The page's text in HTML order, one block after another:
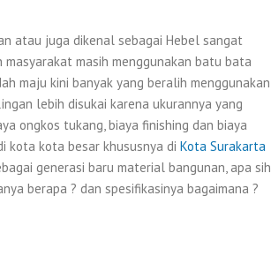
atau juga dikenal sebagai Hebel sangat
masih menggunakan batu bata
maju kini banyak yang beralih menggunakan
lebih disukai karena ukurannya yang
ongkos tukang, biaya finishing dan biaya
kota kota besar khususnya di Kota Surakarta
generasi baru material bangunan, apa sih
berapa ? dan spesifikasinya bagaimana ?